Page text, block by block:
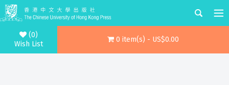
(0)
Wish List
0 item(s) - US$0.00